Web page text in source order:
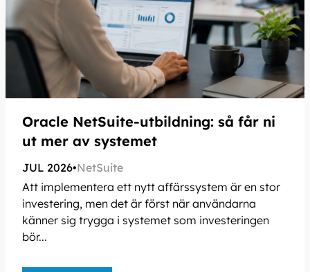
Oracle NetSuite-utbildning: så får ni
ut mer av systemet
JUL 2026•NetSuite
Att implementera ett nytt affärssystem är en stor
investering, men det är först när användarna
känner sig trygga i systemet som investeringen
bör...